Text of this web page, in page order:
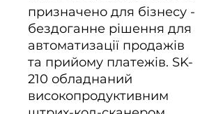
призначено для бізнесу -
бездоганне рішення для
автоматизації продажів
та прийому платежів. SK-
210 обладнаний
високопродуктивним